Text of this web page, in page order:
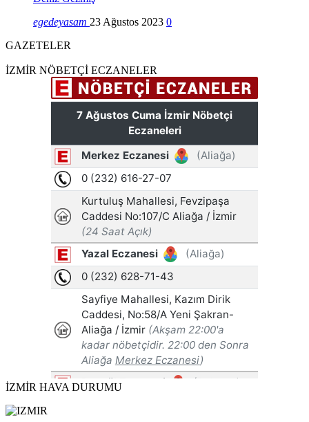
egedeyasam 23 Ağustos 2023 0
GAZETELER
İZMİR NÖBETÇİ ECZANELER
İZMİR HAVA DURUMU